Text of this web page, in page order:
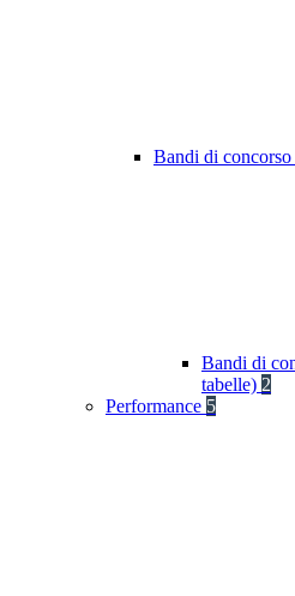
Bandi di concorso
Bandi di
tabelle) 2
Performance 5